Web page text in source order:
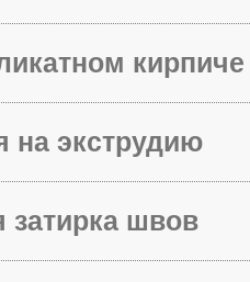
кирпиче
на экструдию
затирка швов